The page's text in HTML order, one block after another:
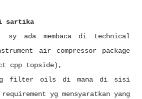
sartika
sy ada membaca di technical
air compressor package
cpp topside),
filter oils di mana di sisi
yg mensyaratkan yang